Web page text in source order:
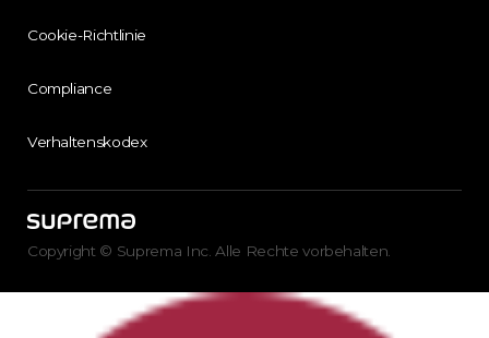
Cookie-Richtlinie
Compliance
Verhaltenskodex
Copyright © Suprema Inc. Alle Rechte vorbehalten.